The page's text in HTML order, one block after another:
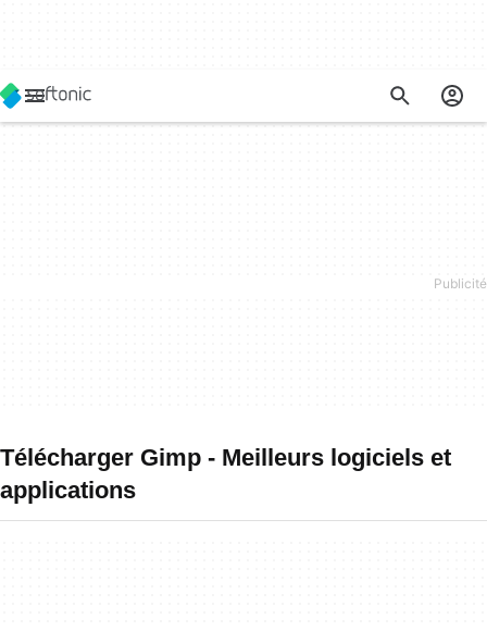
Télécharger Gimp - Meilleurs logiciels et
applications